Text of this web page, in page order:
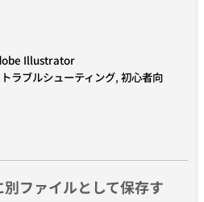
Illustrator
トラブルシューティング, 初心者向
ファイルとして保存す